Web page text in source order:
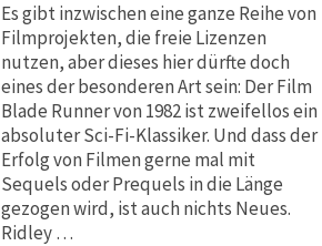
Es gibt inzwischen eine ganze Reihe von
Filmprojekten, die freie Lizenzen
nutzen, aber dieses hier dürfte doch
eines der besonderen Art sein: Der Film
Blade Runner von 1982 ist zweifellos ein
absoluter Sci-Fi-Klassiker. Und dass der
Erfolg von Filmen gerne mal mit
Sequels oder Prequels in die Länge
gezogen wird, ist auch nichts Neues.
Ridley …